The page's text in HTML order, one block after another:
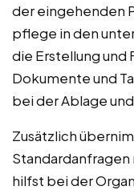
der eingehenden
pflege in den
die Erstellung und
Dokumente und
bei der Ablage
Zusätzlich
hilfst bei der